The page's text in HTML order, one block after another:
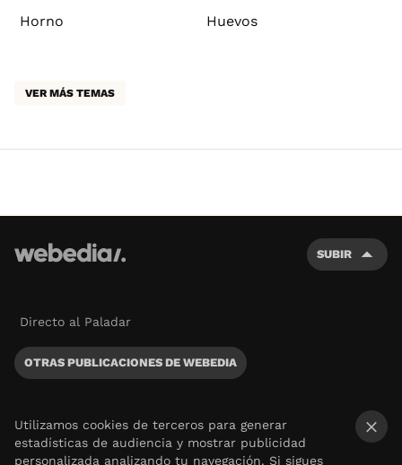
Horno Huevos
VER MÁS TEMAS
SUBIR
Directo al Paladar
OTRAS PUBLICACIONES DE WEBEDIA
Utilizamos cookies de terceros para generar
estadísticas de audiencia y mostrar publicidad
personalizada analizando tu navegación. Si sigues